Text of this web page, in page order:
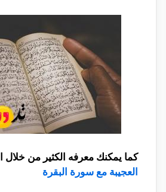
كما يمكنك معرفه الكثير من خلال
العجيبة مع سورة البقرة